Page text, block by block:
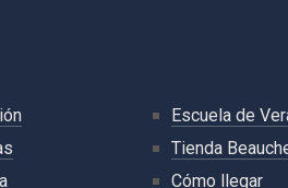
Escuela de
Tienda
Cómo llegar